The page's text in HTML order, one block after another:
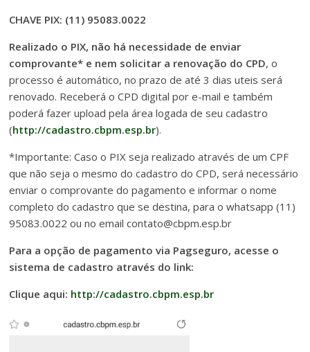
CHAVE PIX: (11) 95083.0022
Realizado o PIX, não há necessidade de enviar
comprovante* e nem solicitar a renovação do CPD, o
processo é automático, no prazo de até 3 dias uteis será
renovado. Receberá o CPD digital por e-mail e também
poderá fazer upload pela área logada de seu cadastro
(http://cadastro.cbpm.esp.br).
*Importante: Caso o PIX seja realizado através de um CPF
que não seja o mesmo do cadastro do CPD, será necessário
enviar o comprovante do pagamento e informar o nome
completo do cadastro que se destina, para o whatsapp (11)
95083.0022 ou no email contato@cbpm.esp.br
Para a opção de pagamento via Pagseguro, acesse o
sistema de cadastro através do link:
Clique aqui: http://cadastro.cbpm.esp.br